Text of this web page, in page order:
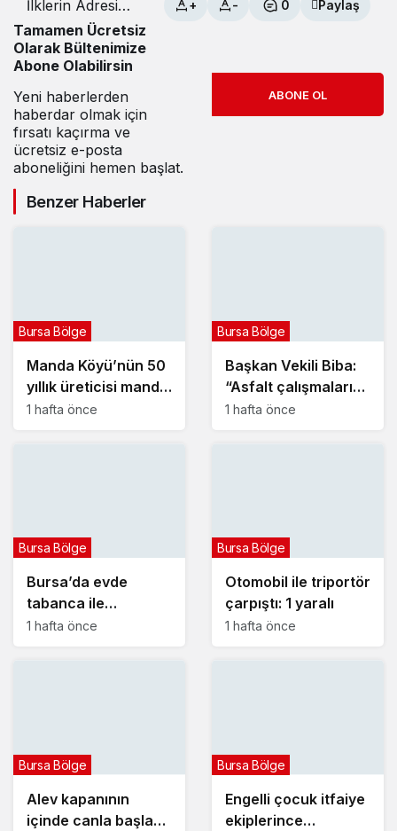
İlklerin Adresi
YTSO TOGG’u
bünyesine kattı
+ - 0 Paylaş
Tamamen Ücretsiz
Olarak Bültenimize
Abone Olabilirsin
Yeni haberlerden
haberdar olmak için
fırsatı kaçırma ve
ücretsiz e-posta
aboneliğini hemen başlat.
ABONE OL
Benzer Haberler
Manda Köyü’nün 50
yıllık üreticisi manda
sucuğu ve
Bursa Bölge
1 hafta önce
Başkan Vekili Biba:
“Asfalt çalışmalarını
12 kat artırdık”
Bursa Bölge
1 hafta önce
Bursa’da evde
tabanca ile
vurulmuş halde ölü
Bursa Bölge
1 hafta önce
Otomobil ile triportör
çarpıştı: 1 yaralı
Bursa Bölge
1 hafta önce
Alev kapanının
içinde canla başla
Bursa Bölge
Engelli çocuk itfaiye
ekiplerince
Bursa Bölge